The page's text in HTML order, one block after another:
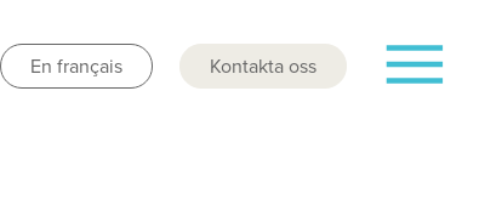
En français Kontakta oss